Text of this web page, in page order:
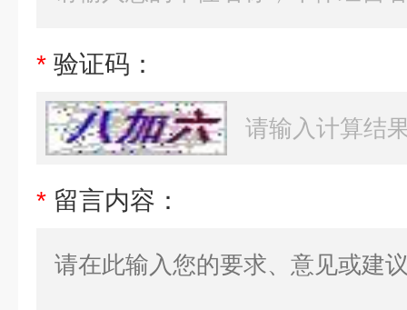
* 验证码：
* 留言内容：